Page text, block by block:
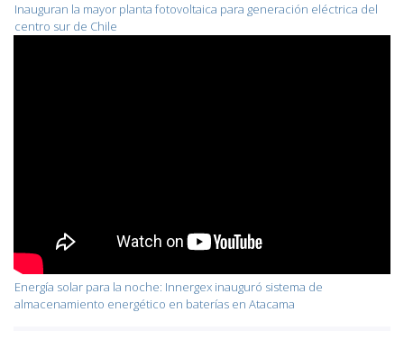
Inauguran la mayor planta fotovoltaica para generación eléctrica del
centro sur de Chile
Energía solar para la noche: Innergex inauguró sistema de
almacenamiento energético en baterías en Atacama